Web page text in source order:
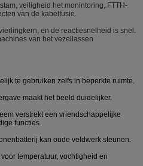
veiligheid het monintoring, FTTH-
van de kabelfusie.
en de reactiesnelheid is snel.
van het vezellassen
te gebruiken zelfs in beperkte ruimte.
maakt het beeld duidelijker.
verstrekt een vriendschappelijke
functies.
kan oude veldwerk steunen.
temperatuur, vochtigheid en